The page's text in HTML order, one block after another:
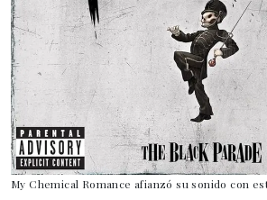
My Chemical Romance afianzó su sonido con